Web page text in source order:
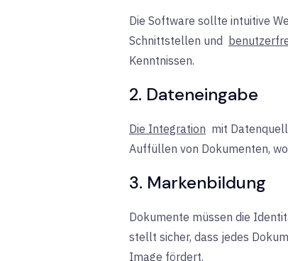
Die Software sollte intuitive
Schnittstellen und
Kenntnissen.
2. Dateneingabe
Die Integration mit
Auffüllen von Dokumenten,
3. Markenbildung
Dokumente müssen die
stellt sicher, dass jedes
Image fördert.